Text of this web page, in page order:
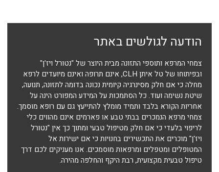
הודעה לגולשים באתר
צמחי המרפא ותוספי התזונה מבית היוצר של "נטורל ויז'ן"
ובפיתוחו של טל איתן CLH, אינם תרופה ואינם מיועדים לרפא
מחלה כי אם חלק מסינרגיה קיומית נכונה בדומה לתזונה, תנועה,
שיטת נשימה ועוד. כל הסתמכות על המידע המפורט הינה על
אחריות הקורא בלבד ותמיד מומלץ להתייעץ גם עם רופא מוסמך.
צמחי מרפא הנמכרים בבתי טבע או פארמים אינם מהווים כלי
לריפוי בלעדי כי אם חלק מטיפול טבעי ומתוך כך אין "נטורל
ויז'ן" מוכרים את התכשירים בחנויות כי אם ישירות אל
המטופלים ומטפלים ומרפאות מוסמכים. אנו מעניקים לכם דרך
טיפול טבעית מקצועית, רבת היקף והחלפה מהירה.